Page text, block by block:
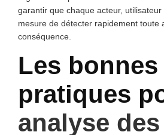
garantir que chaque acteur,
mesure de détecter rapidement toute
conséquence.
Les bonnes
pratiques
analyse des